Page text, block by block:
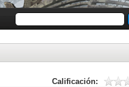
Calificación: